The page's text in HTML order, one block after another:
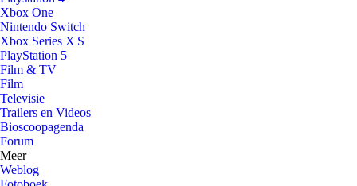
Xbox One
Nintendo Switch
Xbox Series X|S
PlayStation 5
Film & TV
Film
Televisie
Trailers en Videos
Bioscoopagenda
Forum
Meer
Weblog